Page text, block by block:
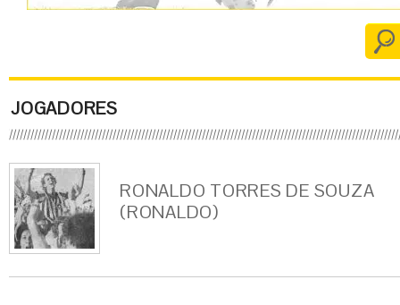
JOGADORES
RONALDO TORRES DE SOUZA
(RONALDO)